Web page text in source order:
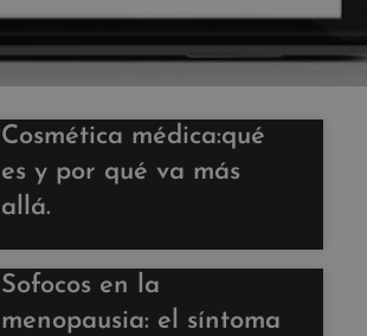
Cosmética médica:qué
es y por qué va más
allá.
Sofocos en la
menopausia: el síntoma